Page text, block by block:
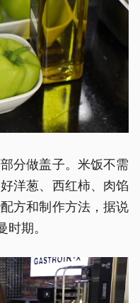
分做盖子。米饭不需
洋葱、西红柿、肉馅
方和制作方法，据说
期。